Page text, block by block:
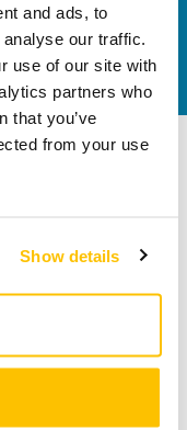
and ads, to
our traffic.
use of our site with
partners who
that you’ve
from your use
Show details
støtteteamet